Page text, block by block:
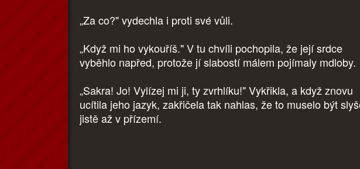
„Za co?" vydechla i proti své vůli.
„Když mi ho vykouříš." V tu chvíli pochopila, že její srdce
vyběhlo napřed, protože jí slabostí málem pojímaly mdloby.
„Sakra! Jo! Vylízej mi ji, ty zvrhlíku!" Vykřikla, a když znovu
ucítila jeho jazyk, zakřičela tak nahlas, že to muselo být
jistě až v přízemí.